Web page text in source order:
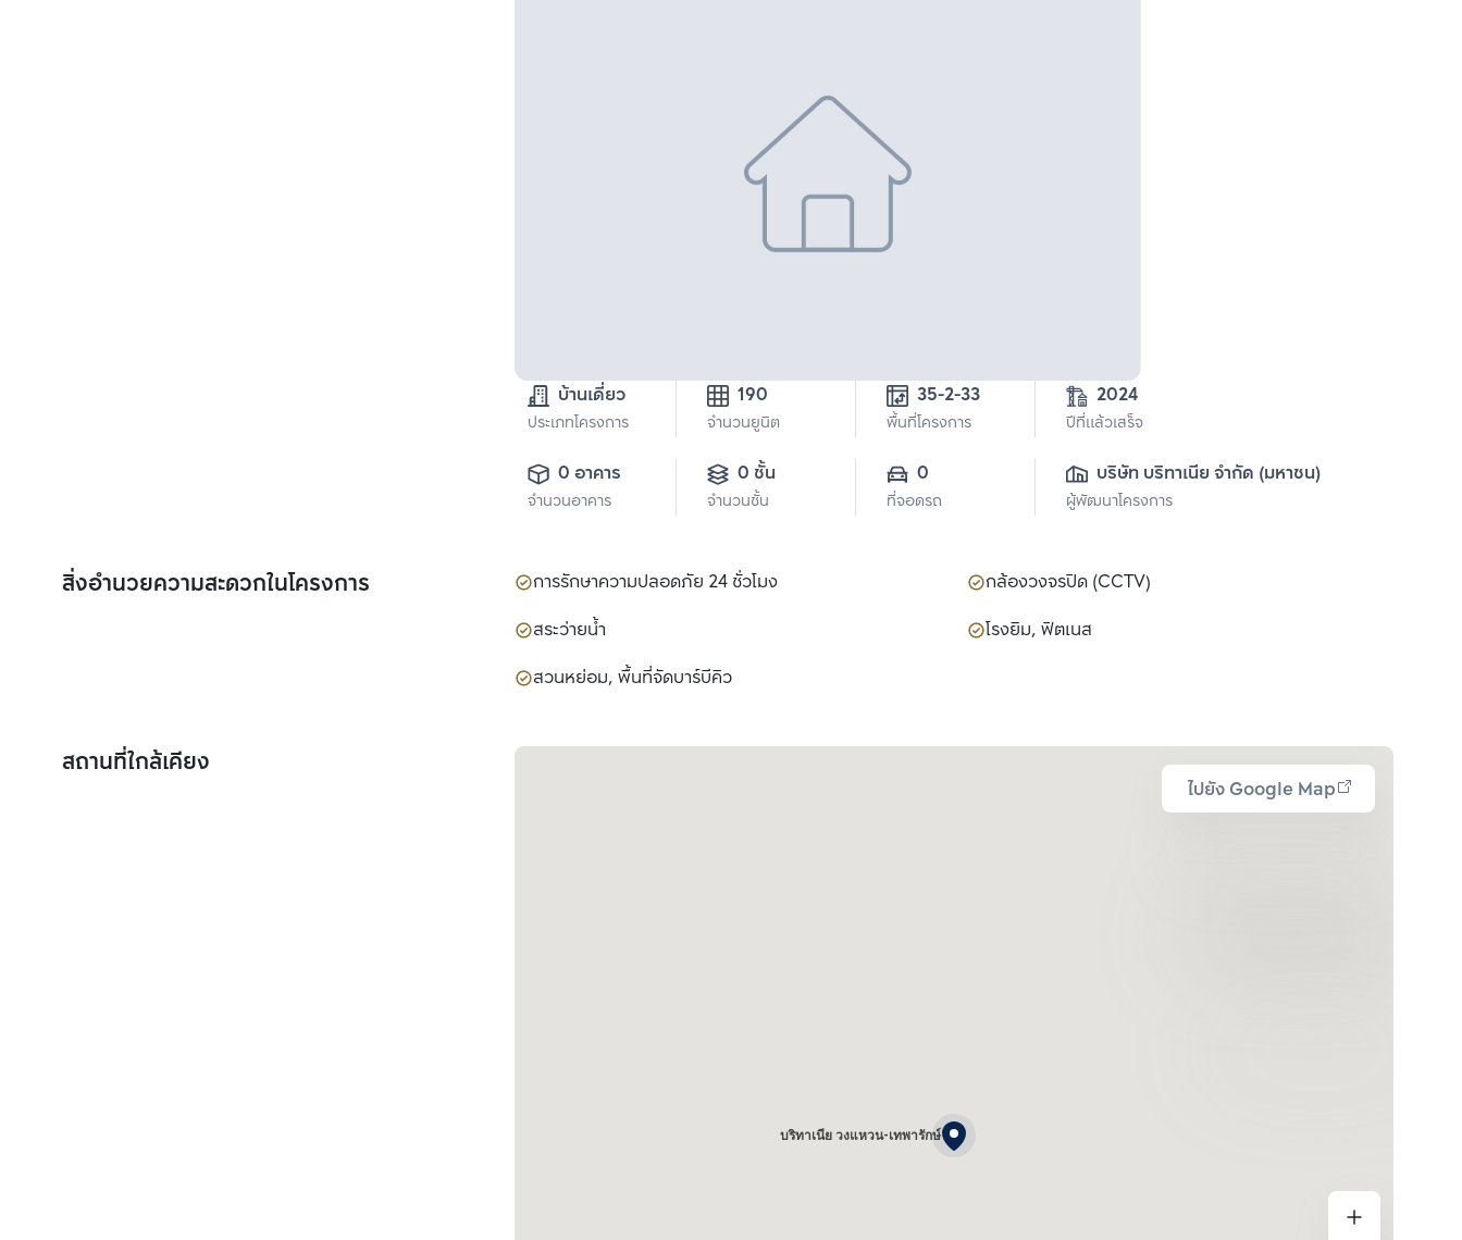
บ้านเดี่ยว
ประเภทโครงการ
190
จำนวนยูนิต
35-2-33
พื้นที่โครงการ
2024
ปีที่แล้วเสร็จ
0 อาคาร
จำนวนอาคาร
0 ชั้น
จำนวนชั้น
0
ที่จอดรถ
บริษัท บริทาเนีย จำกัด (มหาชน)
ผู้พัฒนาโครงการ
สิ่งอำนวยความสะดวกในโครงการ การรักษาความปลอดภัย 24 ชั่วโมง
กล้องวงจรปิด (CCTV)
สระว่ายน้ำ
โรงยิม, ฟิตเนส
สวนหย่อม, พื้นที่จัดบาร์บีคิว
สถานที่ใกล้เคียง
ไปยัง Google Map
บริทาเนีย วงแหวน-เทพารักษ์